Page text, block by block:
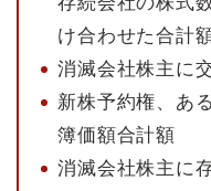
け合わせた合計
消滅会社株主に
新株予約権、あ
簿価額合計額
消滅会社株主に